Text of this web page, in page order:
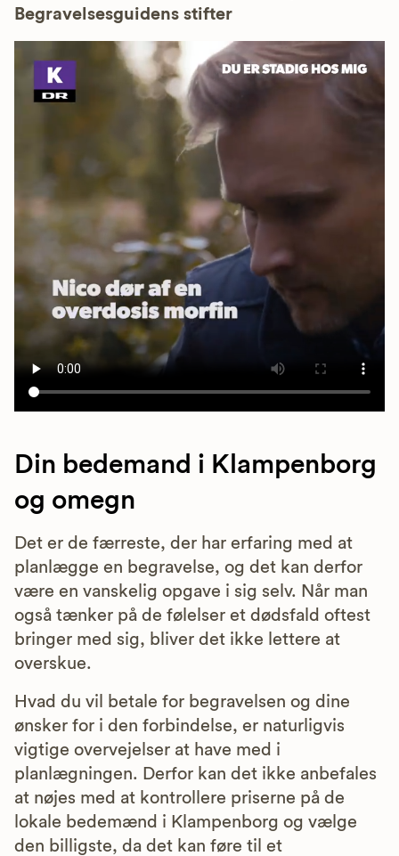
Begravelsesguidens stifter
Din bedemand i Klampenborg
og omegn
Det er de færreste, der har erfaring med at
planlægge en begravelse, og det kan derfor
være en vanskelig opgave i sig selv. Når man
også tænker på de følelser et dødsfald oftest
bringer med sig, bliver det ikke lettere at
overskue.
Hvad du vil betale for begravelsen og dine
ønsker for i den forbindelse, er naturligvis
vigtige overvejelser at have med i
planlægningen. Derfor kan det ikke anbefales
at nøjes med at kontrollere priserne på de
lokale bedemænd i Klampenborg og vælge
den billigste, da det kan føre til et